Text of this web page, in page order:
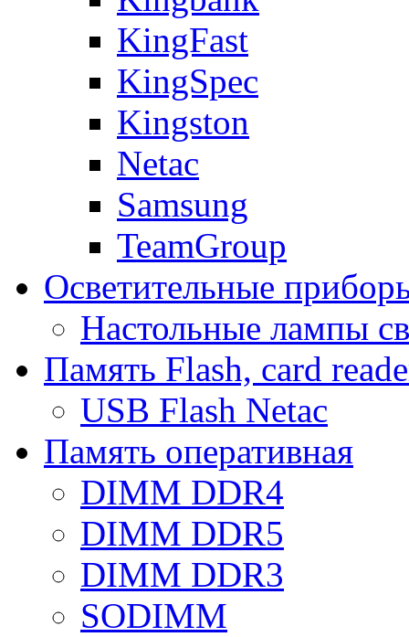
KingFast
KingSpec
Kingston
Netac
Samsung
TeamGroup
Осветительные
Настольные лампы
Память Flash, card
USB Flash Netac
Память оперативная
DIMM DDR4
DIMM DDR5
DIMM DDR3
SODIMM